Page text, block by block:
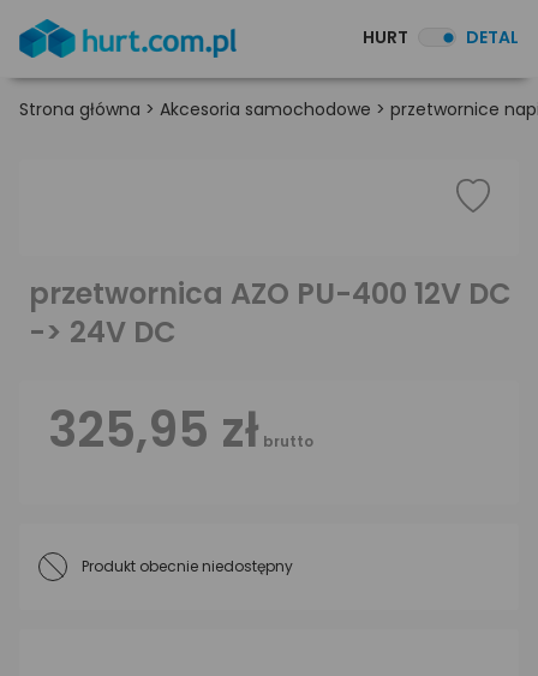
HURT DETAL
Strona główna > Akcesoria samochodowe > przetwornice
przetwornica AZO PU-400 12V DC
-> 24V DC
325,95 zł brutto
Produkt obecnie niedostępny